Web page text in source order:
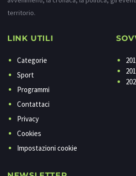
territorio.
LINK UTILI
Categorie
Sport
Programmi
Contattaci
Privacy
Cookies
Impostazioni cookie